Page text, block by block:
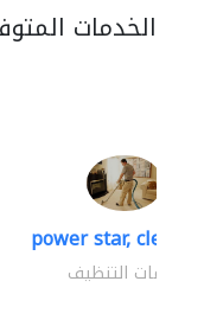
الخدمات
power star,
خدمات التنظيف